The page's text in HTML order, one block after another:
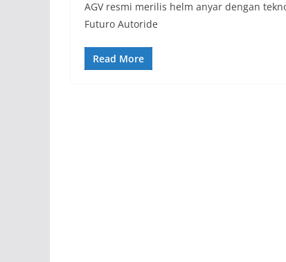
AGV resmi merilis helm anyar dengan
Futuro Autoride
Read More